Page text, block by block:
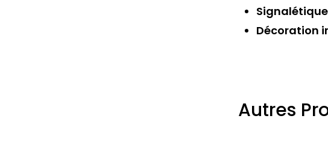
Signalétique
Décoration
Autres